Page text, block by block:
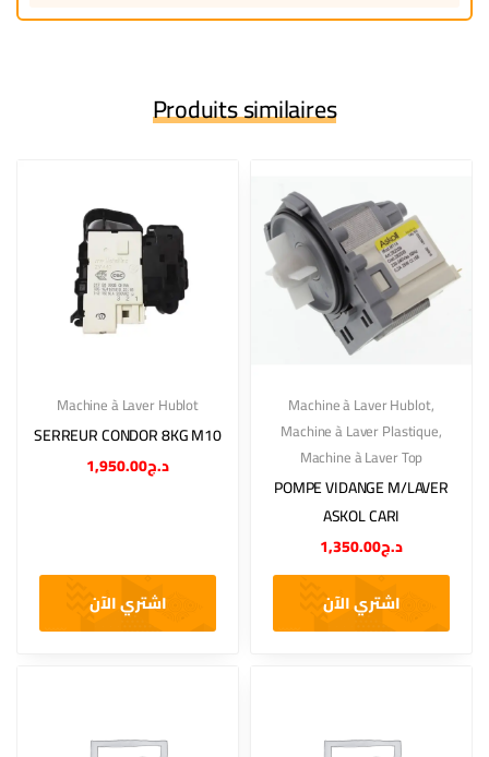
Produits similaires
Machine à Laver Hublot
SERREUR CONDOR 8KG M10
د.ج1,950.00
اشتري الآن
Machine à Laver Hublot,
Machine à Laver Plastique,
Machine à Laver Top
POMPE VIDANGE M/LAVER
ASKOL CARI
د.ج1,350.00
اشتري الآن